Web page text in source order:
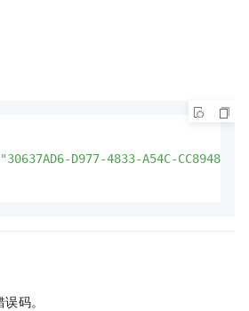
"30637AD6-D977-4833-A54C-
码。